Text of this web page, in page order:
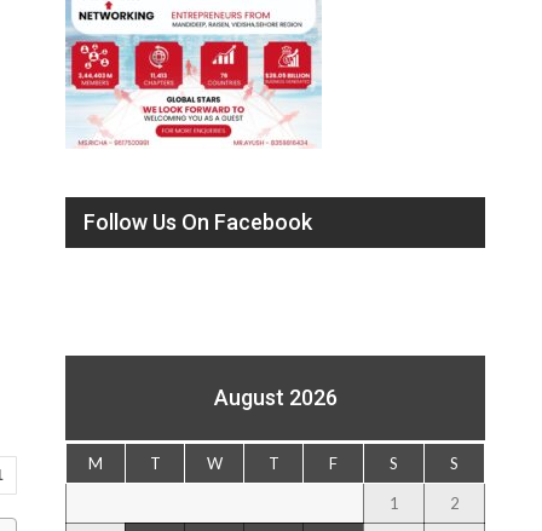
Follow Us On Facebook
August 2026
M T W T F S S
1 2